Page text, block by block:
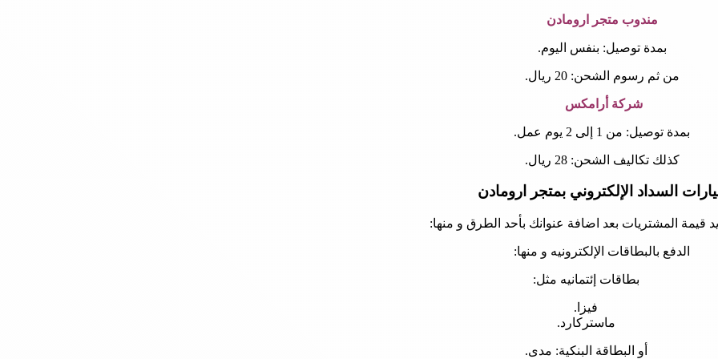
مندوب متجر ارومادن
بمدة توصيل: بنفس اليوم.
من ثم رسوم الشحن: 20 ريال.
شركة أرامكس
بمدة توصيل: من 1 إلى 2 يوم عمل.
كذلك تكاليف الشحن: 28 ريال.
السداد الإلكتروني بمتجر ارومادن
قيمة المشتريات بعد اضافة عنوانك بأحد الطرق و منها:
الدفع بالبطاقات الإلكترونيه و منها:
بطاقات إئتمانيه مثل:
فيزا.
ماستركارد.
أو البطاقة البنكية: مدى.